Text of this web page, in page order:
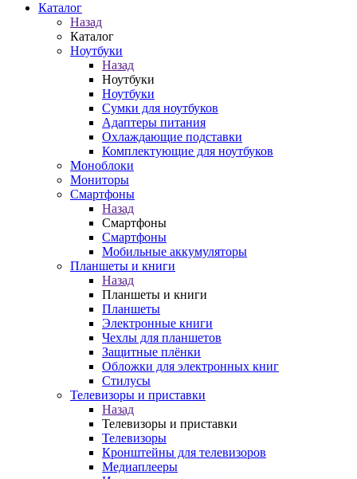
Каталог
Назад
Каталог
Ноутбуки
Назад
Ноутбуки
Ноутбуки
Сумки для ноутбуков
Адаптеры питания
Охлаждающие подставки
Комплектующие для ноутбуков
Моноблоки
Мониторы
Смартфоны
Назад
Смартфоны
Смартфоны
Мобильные аккумуляторы
Планшеты и книги
Назад
Планшеты и книги
Планшеты
Электронные книги
Чехлы для планшетов
Защитные плёнки
Обложки для электронных книг
Стилусы
Телевизоры и приставки
Назад
Телевизоры и приставки
Телевизоры
Кронштейны для телевизоров
Медиаплееры